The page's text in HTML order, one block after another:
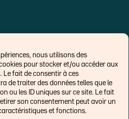
nous utilisons des
pour stocker et/ou accéder aux
Le fait de consentir à ces
de traiter des données telles que le
ou les ID uniques sur ce site. Le fait
son consentement peut avoir un
et fonctions.
EXTERNES
pour Forbes
Economistes
Think tank